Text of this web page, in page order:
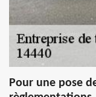
Pour une pose